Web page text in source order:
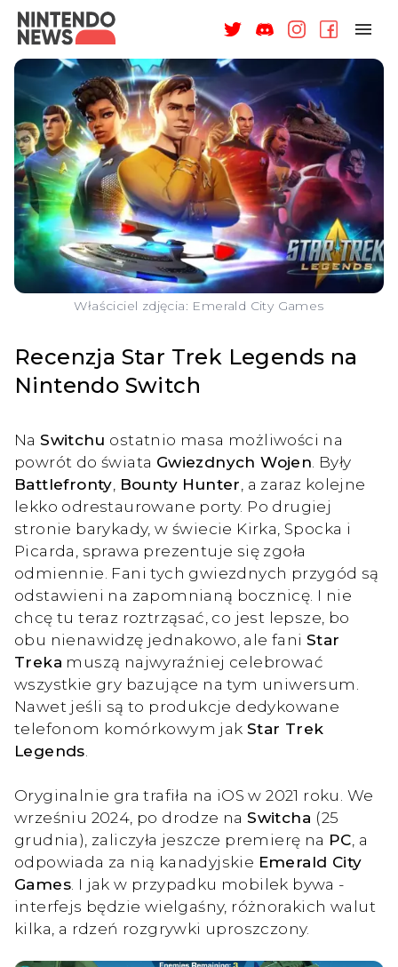
NAGRODY
NEWSY
RECENZJE
ARTYKUŁY
WSPARCIE
O NAS
ZALOGUJ
Właściciel zdjęcia: Emerald City Games
Recenzja Star Trek Legends na
Nintendo Switch
NaSwitchu ostatnio masa możliwości na
powrót do świata Gwiezdnych Wojen . Były
Battlefronty Bounty Hunter , a zaraz kolejne
lekko odrestaurowane porty. Po drugiej
stronie barykady, w świecie Kirka, Spocka i
Picarda, sprawa prezentuje się zgoła
odmiennie. Fani tych gwiezdnych przygód są
odstawieni na zapomnianą bocznicę. I nie
chcę tu teraz roztrząsać, co jest lepsze, bo
obu nienawidzę jednakowo, ale fani Star
Treka muszą najwyraźniej celebrować
wszystkie gry bazujące na tym uniwersum.
Nawet jeśli są to produkcje dedykowane
telefonom komórkowym jak Star Trek
Legends
Oryginalnie gra trafiła na iOS w 2021 roku. We
wrześniu 2024, po drodze naSwitcha (25
grudnia), zaliczyła jeszcze premierę na PC , a
odpowiada za nią kanadyjskie Emerald City
Games . I jak w przypadku mobilek bywa -
interfejs będzie wielgaśny, różnorakich walut
kilka, a rdzeń rozgrywki uproszczony.